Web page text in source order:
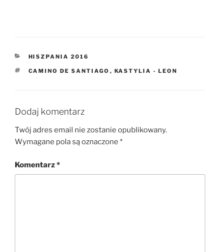
KATEGORIE
HISZPANIA 2016
TAGI
CAMINO DE SANTIAGO , KASTYLIA - LEON
Dodaj komentarz
Twój adres email nie zostanie opublikowany.
Wymagane pola są oznaczone *
Komentarz*